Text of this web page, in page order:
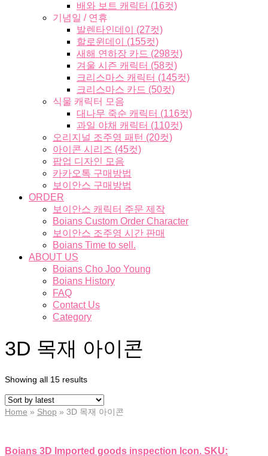
배와 보트 캐릭터 (16컷)
기념일 / 연휴
발렌타인데이 (27컷)
할로윈데이 (155컷)
새해 연하장 카드 (298컷)
겨울 시즌 캐릭터 (58컷)
크리스마스 캐릭터 (145컷)
크리스마스 카드 (50컷)
식물 캐릭터 모음
대나무 죽순 캐릭터 (116컷)
과일 야채 캐릭터 (110컷)
오리지널 조주영 패턴 (20컷)
아이콘 시리즈 (45컷)
팝업 디자인 모음
카카오톡 구매방법
보이안스 구매방법
ORDER
보이안스 캐릭터 주문 제작
Boians Custom Order Character
보이안스 조주영 시간 판매
Boians Time to sell.
ABOUT US
Boians Cho Joo Young
Boians History
FAQ
Contact Us
Category
3D 목재 아이콘
Showing all 15 results
Home » Shop » 3D 목재 아이콘
Boians 3D Imported goods inspection Icon. SKU: